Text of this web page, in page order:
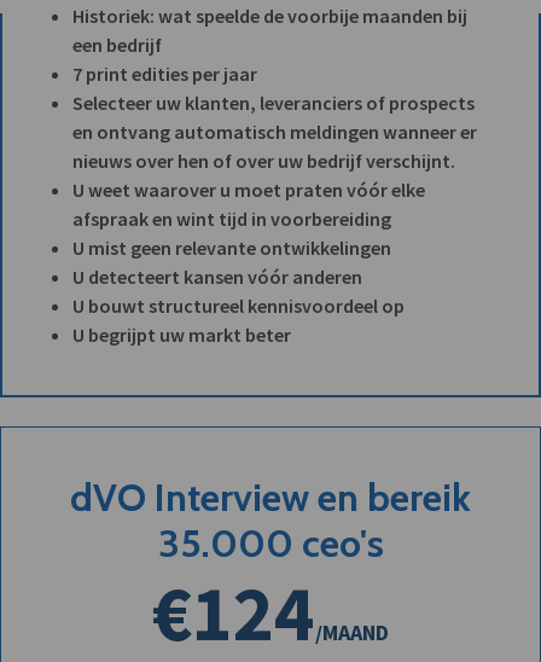
Historiek: wat speelde de voorbije maanden bij
een bedrijf
7 print edities per jaar
Selecteer uw klanten, leveranciers of prospects
en ontvang automatisch meldingen wanneer er
nieuws over hen of over uw bedrijf verschijnt.
U weet waarover u moet praten vóór elke
afspraak en wint tijd in voorbereiding
U mist geen relevante ontwikkelingen
U detecteert kansen vóór anderen
U bouwt structureel kennisvoordeel op
U begrijpt uw markt beter
dVO Interview en bereik
35.000 ceo's
€124/MAAND